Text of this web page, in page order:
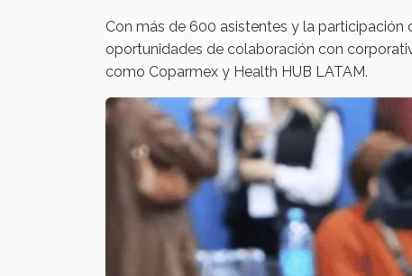
Con más de 600 asistentes y la
oportunidades de colaboración con
como Coparmex y Health HUB LATAM.